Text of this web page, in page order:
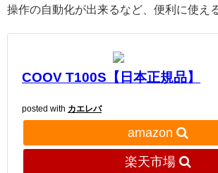
操作の自動化が出来るなど、便利に使え
COOV T100S【日本正規品】
posted with カエレバ
amazon
楽天市場